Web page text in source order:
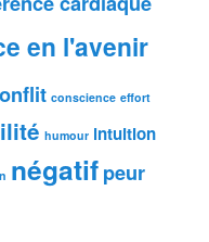
en l'avenir
conscience effort
humour intuition
négatifpeur